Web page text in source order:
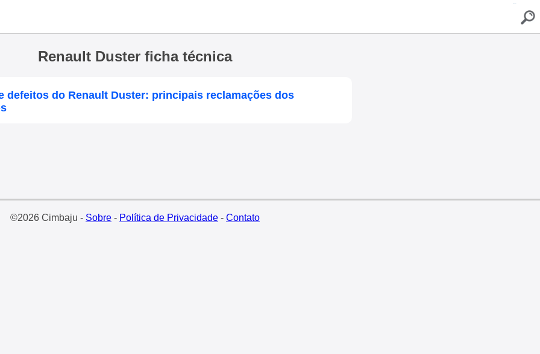
Renault Duster ficha técnica
defeitos do Renault Duster: principais reclamações dos
©2026 Cimbaju - Sobre- Política de Privacidade- Contato